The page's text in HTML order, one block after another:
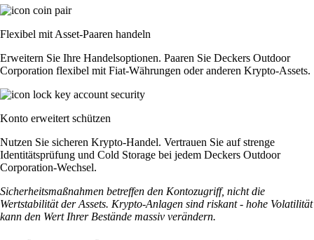
Flexibel mit Asset-Paaren handeln
Erweitern Sie Ihre Handelsoptionen. Paaren Sie Deckers Outdoor
Corporation flexibel mit Fiat-Währungen oder anderen Krypto-Assets.
Konto erweitert schützen
Nutzen Sie sicheren Krypto-Handel. Vertrauen Sie auf strenge
Identitätsprüfung und Cold Storage bei jedem Deckers Outdoor
Corporation-Wechsel.
Sicherheitsmaßnahmen betreffen den Kontozugriff, nicht die
Wertstabilität der Assets. Krypto-Anlagen sind riskant - hohe Volatilität
kann den Wert Ihrer Bestände massiv verändern.